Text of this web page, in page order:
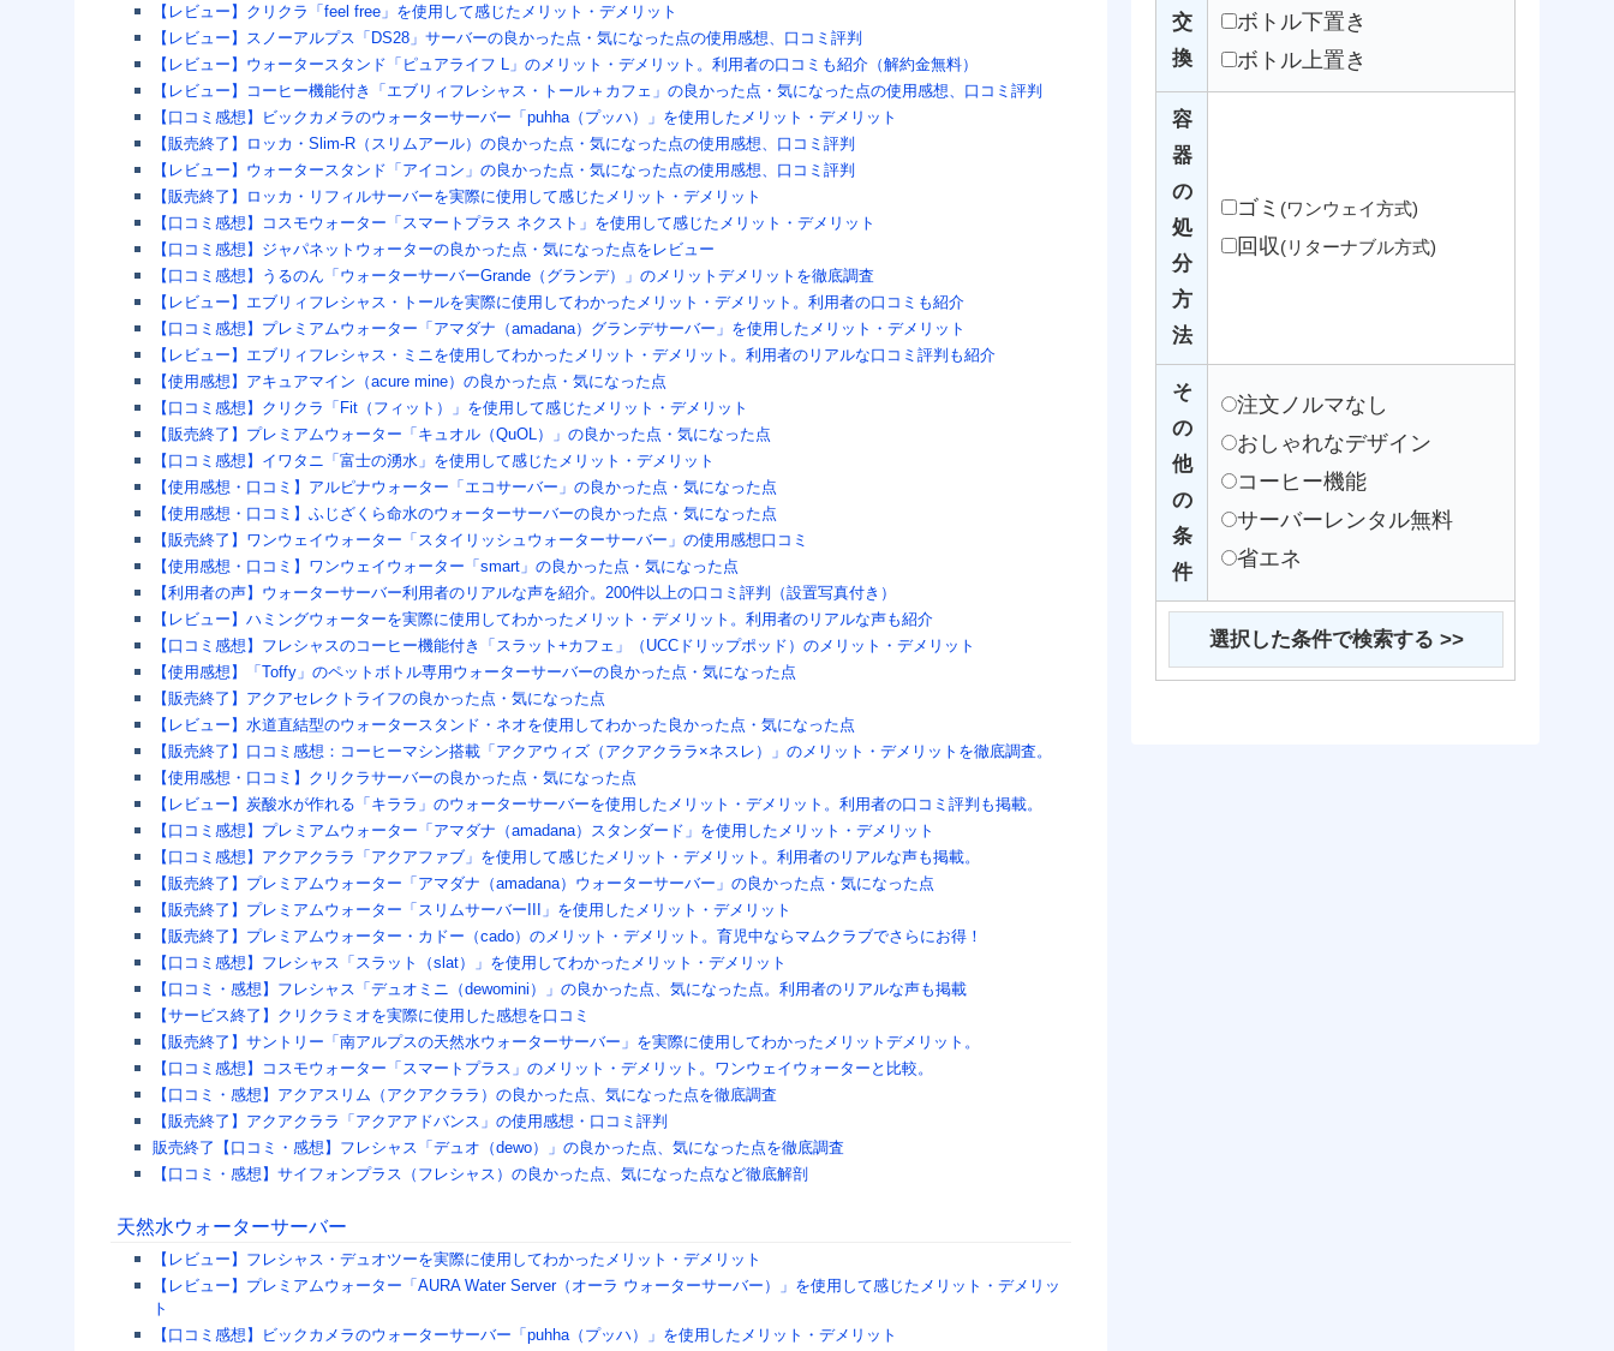
【レビュー】クリクラ「feel free」を使用して感じたメリット・デメリット
【レビュー】スノーアルプス「DS28」サーバーの良かった点・気になった点の使用感想、口コミ評判
【レビュー】ウォータースタンド「ピュアライフ L」のメリット・デメリット。利用者の口コミも紹介（解約金無料）
【レビュー】コーヒー機能付き「エブリィフレシャス・トール＋カフェ」の良かった点・気になった点の使用感想、口コミ評判
【口コミ感想】ビックカメラのウォーターサーバー「puhha（プッハ）」を使用したメリット・デメリット
【販売終了】ロッカ・Slim-R（スリムアール）の良かった点・気になった点の使用感想、口コミ評判
【レビュー】ウォータースタンド「アイコン」の良かった点・気になった点の使用感想、口コミ評判
【販売終了】ロッカ・リフィルサーバーを実際に使用して感じたメリット・デメリット
【口コミ感想】コスモウォーター「スマートプラス ネクスト」を使用して感じたメリット・デメリット
【口コミ感想】ジャパネットウォーターの良かった点・気になった点をレビュー
【口コミ感想】うるのん「ウォーターサーバーGrande（グランデ）」のメリットデメリットを徹底調査
【レビュー】エブリィフレシャス・トールを実際に使用してわかったメリット・デメリット。利用者の口コミも紹介
【口コミ感想】プレミアムウォーター「アマダナ（amadana）グランデサーバー」を使用したメリット・デメリット
【レビュー】エブリィフレシャス・ミニを使用してわかったメリット・デメリット。利用者のリアルな口コミ評判も紹介
【使用感想】アキュアマイン（acure mine）の良かった点・気になった点
【口コミ感想】クリクラ「Fit（フィット）」を使用して感じたメリット・デメリット
【販売終了】プレミアムウォーター「キュオル（QuOL）」の良かった点・気になった点
【口コミ感想】イワタニ「富士の湧水」を使用して感じたメリット・デメリット
【使用感想・口コミ】アルピナウォーター「エコサーバー」の良かった点・気になった点
【使用感想・口コミ】ふじざくら命水のウォーターサーバーの良かった点・気になった点
【販売終了】ワンウェイウォーター「スタイリッシュウォーターサーバー」の使用感想口コミ
【使用感想・口コミ】ワンウェイウォーター「smart」の良かった点・気になった点
【利用者の声】ウォーターサーバー利用者のリアルな声を紹介。200件以上の口コミ評判（設置写真付き）
【レビュー】ハミングウォーターを実際に使用してわかったメリット・デメリット。利用者のリアルな声も紹介
【口コミ感想】フレシャスのコーヒー機能付き「スラット+カフェ」（UCCドリップポッド）のメリット・デメリット
【使用感想】「Toffy」のペットボトル専用ウォーターサーバーの良かった点・気になった点
【販売終了】アクアセレクトライフの良かった点・気になった点
【レビュー】水道直結型のウォータースタンド・ネオを使用してわかった良かった点・気になった点
【販売終了】口コミ感想：コーヒーマシン搭載「アクアウィズ（アクアクララ×ネスレ）」のメリット・デメリットを徹底調査。
【使用感想・口コミ】クリクラサーバーの良かった点・気になった点
【レビュー】炭酸水が作れる「キララ」のウォーターサーバーを使用したメリット・デメリット。利用者の口コミ評判も掲載。
【口コミ感想】プレミアムウォーター「アマダナ（amadana）スタンダード」を使用したメリット・デメリット
【口コミ感想】アクアクララ「アクアファブ」を使用して感じたメリット・デメリット。利用者のリアルな声も掲載。
【販売終了】プレミアムウォーター「アマダナ（amadana）ウォーターサーバー」の良かった点・気になった点
【販売終了】プレミアムウォーター「スリムサーバーIII」を使用したメリット・デメリット
【販売終了】プレミアムウォーター・カドー（cado）のメリット・デメリット。育児中ならマムクラブでさらにお得！
【口コミ感想】フレシャス「スラット（slat）」を使用してわかったメリット・デメリット
【口コミ・感想】フレシャス「デュオミニ（dewomini）」の良かった点、気になった点。利用者のリアルな声も掲載
【サービス終了】クリクラミオを実際に使用した感想を口コミ
【販売終了】サントリー「南アルプスの天然水ウォーターサーバー」を実際に使用してわかったメリットデメリット。
【口コミ感想】コスモウォーター「スマートプラス」のメリット・デメリット。ワンウェイウォーターと比較。
【口コミ・感想】アクアスリム（アクアクララ）の良かった点、気になった点を徹底調査
【販売終了】アクアクララ「アクアアドバンス」の使用感想・口コミ評判
販売終了【口コミ・感想】フレシャス「デュオ（dewo）」の良かった点、気になった点を徹底調査
【口コミ・感想】サイフォンプラス（フレシャス）の良かった点、気になった点など徹底解剖
天然水ウォーターサーバー
【レビュー】フレシャス・デュオツーを実際に使用してわかったメリット・デメリット
【レビュー】プレミアムウォーター「AURA Water Server（オーラ ウォーターサーバー）」を使用して感じたメリット・デメリッ
ト
【口コミ感想】ビックカメラのウォーターサーバー「puhha（プッハ）」を使用したメリット・デメリット
交
換
ボトル下置き
ボトル上置き
容
器
の
処
分
方
法
ゴミ (ワンウェイ方式)
回収(リターナブル方式)
そ
の
他
の
条
件
注文ノルマなし
おしゃれなデザイン
コーヒー機能
サーバーレンタル無料
省エネ